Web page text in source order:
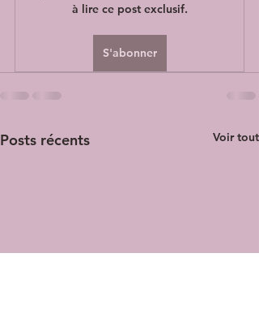
à lire ce post exclusif.
S'abonner
Posts récents Voir tout